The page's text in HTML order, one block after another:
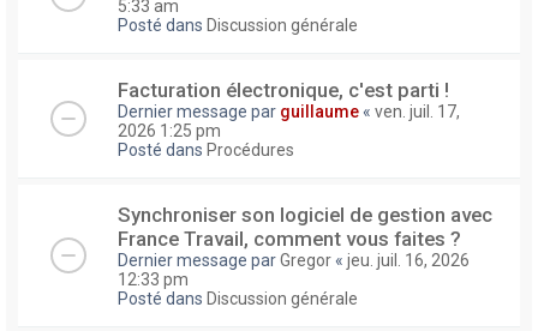
5:33 am
Posté dans Discussion générale
Facturation électronique, c'est parti !
Dernier message par guillaume « ven. juil. 17,
2026 1:25 pm
Posté dans Procédures
Synchroniser son logiciel de gestion avec
France Travail, comment vous faites ?
Dernier message parGregor « jeu. juil. 16, 2026
12:33 pm
Posté dans Discussion générale